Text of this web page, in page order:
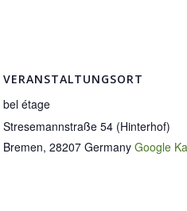
VERANSTALTUNGSORT
bel étage
Stresemannstraße 54 (Hinterhof)
Bremen, 28207 Germany Google